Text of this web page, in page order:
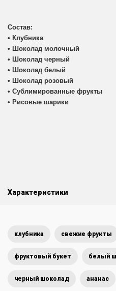
Состав:
• Клубника
• Шоколад молочный
• Шоколад черный
• Шоколад белый
• Шоколад розовый
• Сублимированные фрукты
• Рисовые шарики
Характеристики
клубника свежие фрукты
фруктовый букет белый
черный шоколад ананас